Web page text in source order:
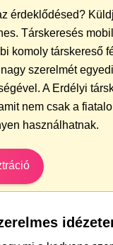
érdeklődésed?
Társkeresés
komoly társkereső
szerelmét
A Erdélyi
nem csak a
használhatnak.